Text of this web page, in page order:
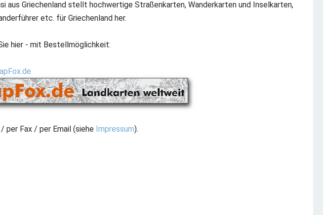
aus Griechenland stellt hochwertige Straßenkarten, Wanderkarten und Inselkarten,
etc. für Griechenland her.
hier - mit Bestellmöglichkeit:
per Fax / per Email (siehe Impressum).